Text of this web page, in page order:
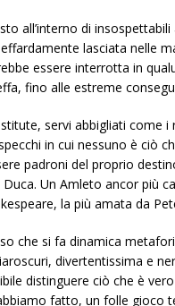
all’interno di
lasciata nelle
essere interrotta in
fino alle estreme
servi abbigliati come i
in cui nessuno è ciò
padroni del proprio
Un Amleto ancor più
la più amata da
che si fa dinamica
divertentissima e
distinguere ciò che è
fatto, un folle gioco